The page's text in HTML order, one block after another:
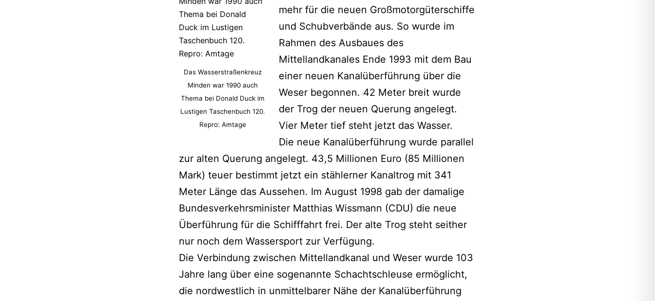
Das Wasserstraßenkreuz
Minden war 1990 auch
Thema bei Donald Duck im
Lustigen Taschenbuch 120.
Repro: Amtage
mehr für die neuen Großmotorgüterschiffe
und Schubverbände aus. So wurde im
Rahmen des Ausbaues des
Mittellandkanales Ende 1993 mit dem Bau
einer neuen Kanalüberführung über die
Weser begonnen. 42 Meter breit wurde
der Trog der neuen Querung angelegt.
Vier Meter tief steht jetzt das Wasser.
Die neue Kanalüberführung wurde parallel
zur alten Querung angelegt. 43,5 Millionen Euro (85 Millionen
Mark) teuer bestimmt jetzt ein stählerner Kanaltrog mit 341
Meter Länge das Aussehen. Im August 1998 gab der damalige
Bundesverkehrsminister Matthias Wissmann (CDU) die neue
Überführung für die Schifffahrt frei. Der alte Trog steht seither
nur noch dem Wassersport zur Verfügung.
Die Verbindung zwischen Mittellandkanal und Weser wurde 103
Jahre lang über eine sogenannte Schachtschleuse ermöglicht,
die nordwestlich in unmittelbarer Nähe der Kanalüberführung